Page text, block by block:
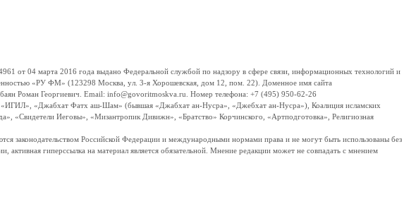
04 марта 2016 года выдано Федеральной службой по надзору в сфере связи, информационных технологий и
«РУ ФМ» (123298 Москва, ул. 3-я Хорошевская, дом 12, пом. 22). Доменное имя сайта
Роман Георгиевич. Email: info@govoritmoskva.ru. Номер телефона: +7 (495) 950-62-26
«ИГИЛ», «Джабхат Фатх аш-Шам» (бывшая «Джабхат ан-Нусра», «Джебхат ан-Нусра»), Коалиция исламских
Иеговы», «Мизантропик Дивижн», «Братство» Корчинского, «Артподготовка», Религиозная
законодательством Российской Федерации и международными нормами права и не могут быть использованы без
гиперссылка на материал является обязательной. Мнение редакции может не совпадать с мнением